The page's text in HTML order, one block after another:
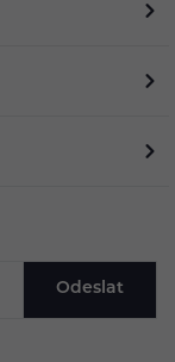
Odeslat